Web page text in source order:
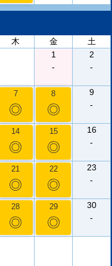
木 金
土
1
-
2
-
7
◎
8
◎
9
-
14
◎
15
◎
16
-
21
◎
22
◎
23
-
28
◎
29
◎
30
-